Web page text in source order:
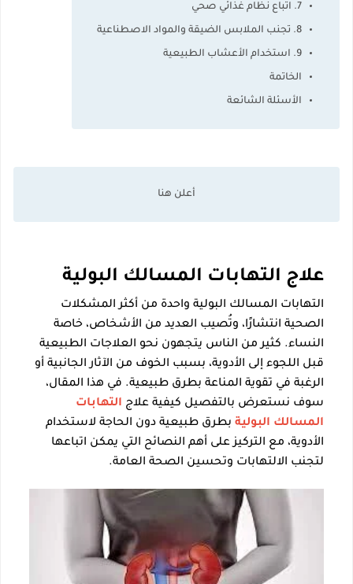
7. اتباع نظام غذائي صحي
8. تجنب الملابس الضيقة والمواد الاصطناعية
9. استخدام الأعشاب الطبيعية
الخاتمة
الأسئلة الشائعة
علاج التهابات المسالك البولية
التهابات المسالك البولية واحدة من أكثر المشكلات
الصحية انتشارًا، وتُصيب العديد من الأشخاص، خاصة
النساء. كثير من الناس يتجهون نحو العلاجات الطبيعية
قبل اللجوء إلى الأدوية، بسبب الخوف من الآثار الجانبية أو
الرغبة في تقوية المناعة بطرق طبيعية. في هذا المقال،
سوف نستعرض بالتفصيل كيفية علاج التهابات
المسالك البولية بطرق طبيعية دون الحاجة لاستخدام
الأدوية، مع التركيز على أهم النصائح التي يمكن اتباعها
لتجنب الالتهابات وتحسين الصحة العامة.